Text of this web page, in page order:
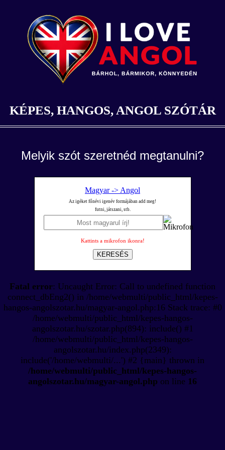
KÉPES, HANGOS, ANGOL SZÓTÁR
Melyik szót szeretnéd megtanulni?
Magyar -> Angol
Az igéket főnévi igenév formájában add meg!
futni, játszani, stb.
Kattints a mikrofon ikonra!
KERESÉS
Fatal error: Uncaught Error: Call to undefined function
connect_dbEng2() in /home/webmulti/public_html/kepes-
hangos-angolszotar.hu/magyar-angol.php:16 Stack trace: #0
/home/webmulti/public_html/kepes-hangos-
angolszotar.hu/szotar.php(894): include() #1
/home/webmulti/public_html/kepes-hangos-
angolszotar.hu/index.php(2349):
include('/home/webmulti/...') #2 {main} thrown in
/home/webmulti/public_html/kepes-hangos-
angolszotar.hu/magyar-angol.php on line 16